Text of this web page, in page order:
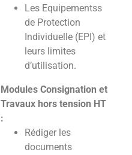
Les Equipementss
de Protection
Individuelle (EPI) et
leurs limites
d’utilisation.
Modules Consignation et
Travaux hors tension HT
:
Rédiger les
documents